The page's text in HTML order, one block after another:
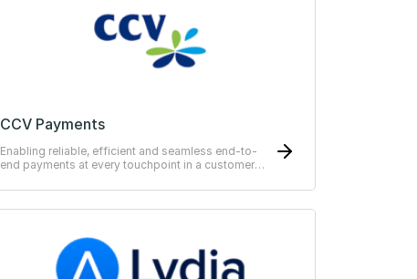
CCV Payments
Enabling reliable, efficient and seamless end-to-
end payments at every touchpoint in a customer